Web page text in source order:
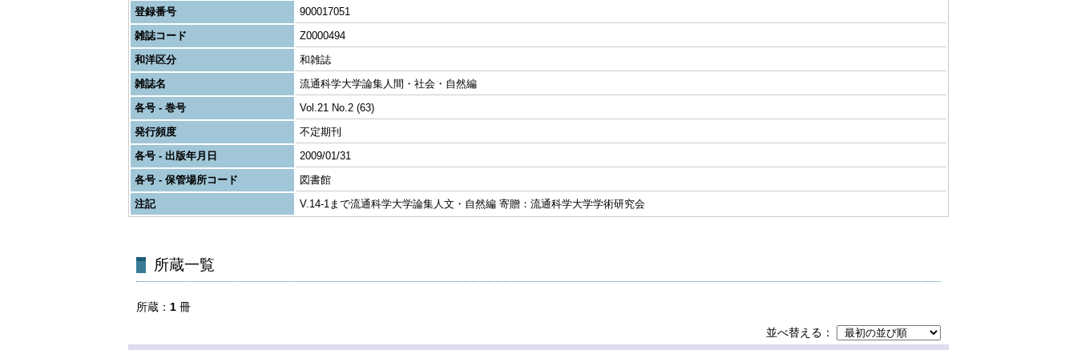
登録番号
900017051
雑誌コード
Z0000494
和洋区分
和雑誌
雑誌名
流通科学大学論集人間・社会・自然編
各号 - 巻号
Vol.21 No.2 (63)
発行頻度
不定期刊
各号 - 出版年月日
2009/01/31
各号 - 保管場所コード
図書館
注記
V.14-1まで流通科学大学論集人文・自然編 寄贈：流通科学大学学術研究会
所蔵一覧
所蔵 1 冊
並べ替える